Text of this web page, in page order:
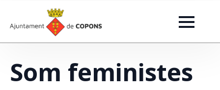
Som feministes